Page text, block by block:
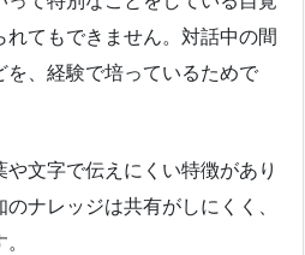
てもできません。対話中の間
、経験で培っているためで
文字で伝えにくい特徴があり
ナレッジは共有がしにくく、